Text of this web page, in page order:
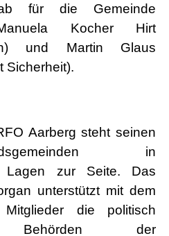
für die Gemeinde
Kocher Hirt
und Martin Glaus
Sicherheit).
Aarberg steht seinen
in
Lagen zur Seite. Das
unterstützt mit dem
die politisch
Behörden der